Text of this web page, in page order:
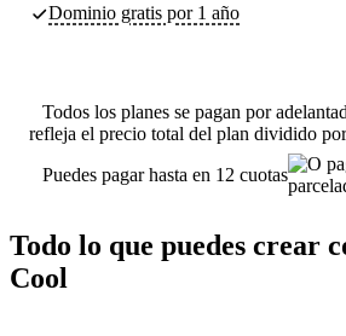
Dominio gratis por 1 año
Todos los planes se pagan por
refleja el precio total del plan dividido
Puedes pagar hasta en 12 cuotas
Todo lo que puedes crear
Cool